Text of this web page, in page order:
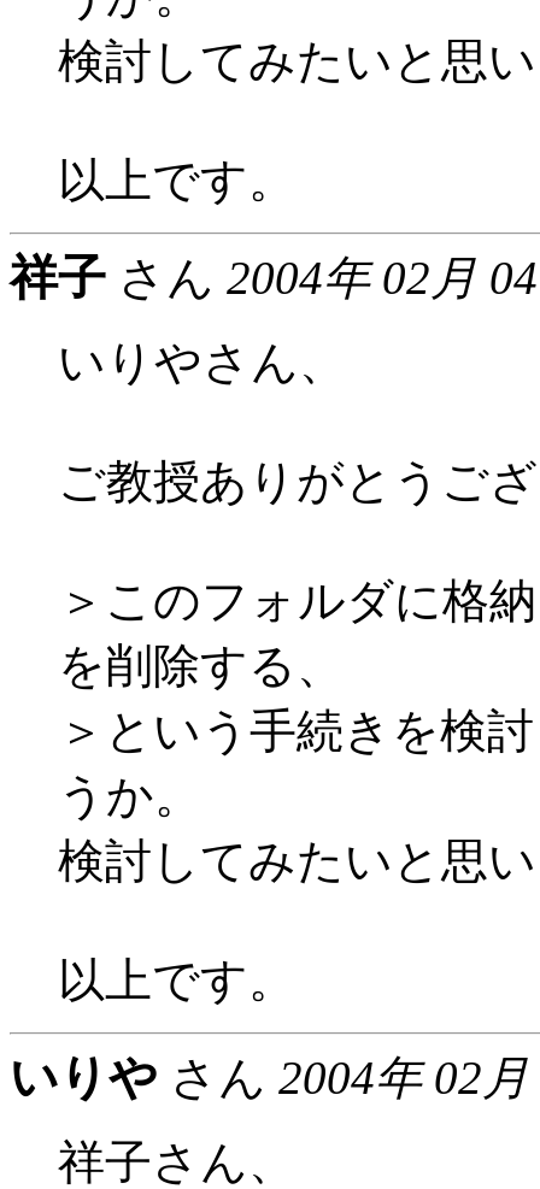
検討してみたいと思
以上です。
祥子 さん 2004年 02月
いりやさん、
ご教授ありがとうご
＞このフォルダに格
を削除する、
＞という手続きを検
うか。
検討してみたいと思
以上です。
いりや さん 2004年 02
祥子さん、